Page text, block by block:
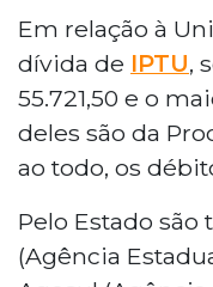
Em relação à
dívida de IPTU,
55.721,50 e o
deles são da
ao todo, os
Pelo Estado são
(Agência